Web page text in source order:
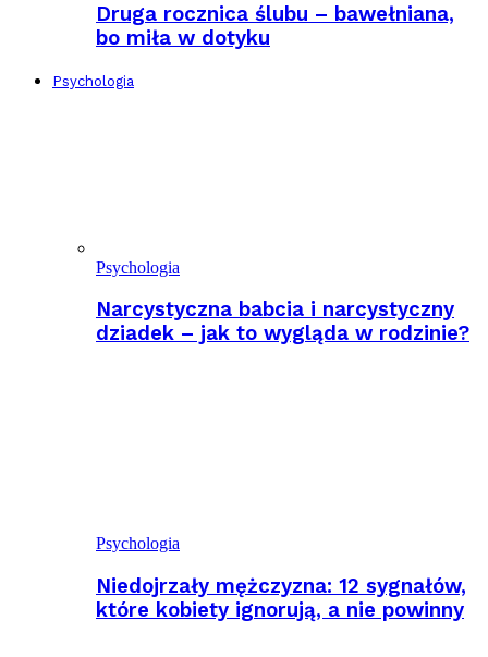
Druga rocznica ślubu – bawełniana,
bo miła w dotyku
Psychologia
Psychologia
Narcystyczna babcia i narcystyczny
dziadek – jak to wygląda w rodzinie?
Psychologia
Niedojrzały mężczyzna: 12 sygnałów,
które kobiety ignorują, a nie powinny